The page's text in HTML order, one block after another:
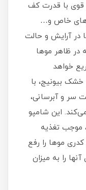
قوی با قدرت کف
خاص و…
در آرایش و حالت
در ظاهر موها
خواهد
بیونیج، با
سر و آبرسانی،
این شامپو
موجب تغذیه
موها را رفع
را به میزان